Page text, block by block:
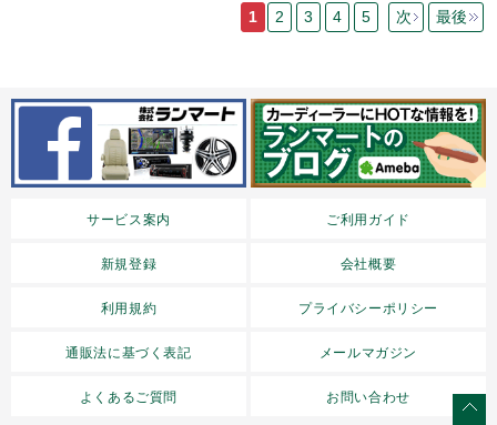
1
2 3 4 5 次 最後
サービス案内 ご利用ガイド
新規登録 会社概要
利用規約 プライバシーポリシー
通販法に基づく表記 メールマガジン
よくあるご質問 お問い合わせ